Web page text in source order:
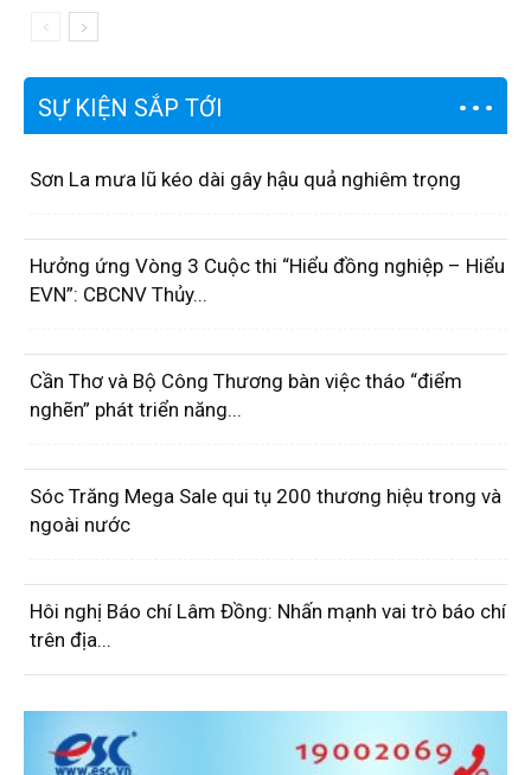
SỰ KIỆN SẮP TỚI
Sơn La mưa lũ kéo dài gây hậu quả nghiêm trọng
Hưởng ứng Vòng 3 Cuộc thi “Hiểu đồng nghiệp – Hiểu
EVN”: CBCNV Thủy...
Cần Thơ và Bộ Công Thương bàn việc tháo “điểm
nghẽn” phát triển năng...
Sóc Trăng Mega Sale qui tụ 200 thương hiệu trong và
ngoài nước
Hôi nghị Báo chí Lâm Đồng: Nhấn mạnh vai trò báo chí
trên địa...